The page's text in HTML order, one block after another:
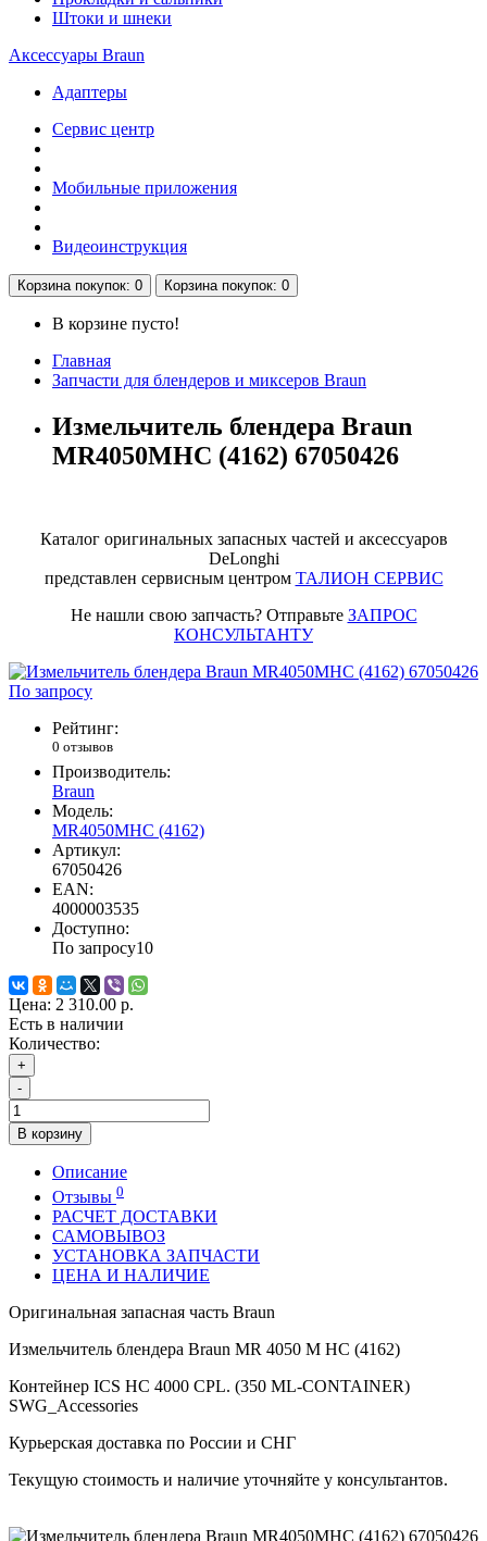
Штоки и шнеки
Аксессуары Braun
Адаптеры
Сервис центр
Мобильные приложения
Видеоинструкция
Корзинапокупок: 0 Корзинапокупок: 0
В корзине пусто!
Главная
Запчасти для блендеров и миксеров Braun
Измельчитель блендера Braun
MR4050MHC (4162) 67050426
Каталог оригинальных запасных частей и аксессуаров
DeLonghi
представлен сервисным центром ТАЛИОН СЕРВИС
Не нашли свою запчасть? Отправьте ЗАПРОС
КОНСУЛЬТАНТУ
По запросу
Рейтинг:
0 отзывов
Производитель:
Braun
Модель:
MR4050MHC (4162)
Артикул:
67050426
EAN:
4000003535
Доступно:
По запросу10
Цена: 2 310.00 р.
Есть в наличии
Количество:
+
-
В корзину
Описание
Отзывы 0
РАСЧЕТ ДОСТАВКИ
САМОВЫВОЗ
УСТАНОВКА ЗАПЧАСТИ
ЦЕНА И НАЛИЧИЕ
Оригинальная запасная часть Braun
Измельчитель блендера Braun MR 4050 M HC (4162)
Контейнер ICS HC 4000 CPL. (350 ML-CONTAINER)
SWG_Accessories
Курьерская доставка по России и СНГ
Текущую стоимость и наличие уточняйте у консультантов.